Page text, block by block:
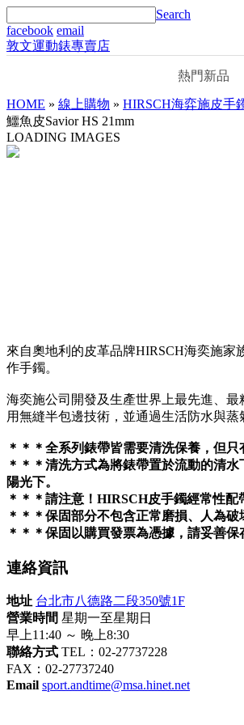
Search
facebook email
敦文運動錶專賣店
熱門新品
HOME » 線上購物 » HIRSCH海弈施皮手
鱷魚皮Savior HS 21mm
LOADING IMAGES
來自奧地利的皮革品牌HIRSCH海奕施家
作手鐲。
海奕施公司開發及生產世界上最先進、
用無縫半包邊技術，並通過生活防水與
＊＊＊全系列錶帶皆需要清洗保養，但
＊＊＊清洗方式為將錶帶置於流動的清
陽光下。
＊＊＊請注意！HIRSCH皮手鐲經常性
＊＊＊保固部分不包含正常磨損、人為
＊＊＊保固以購買發票為憑據，請妥善
連絡資訊
地址 台北市八德路二段350號1F
營業時間 星期一至星期日
早上11:40 ～ 晚上8:30
聯絡方式 TEL：02-27737228
FAX：02-27737240
Email sport.andtime@msa.hinet.net